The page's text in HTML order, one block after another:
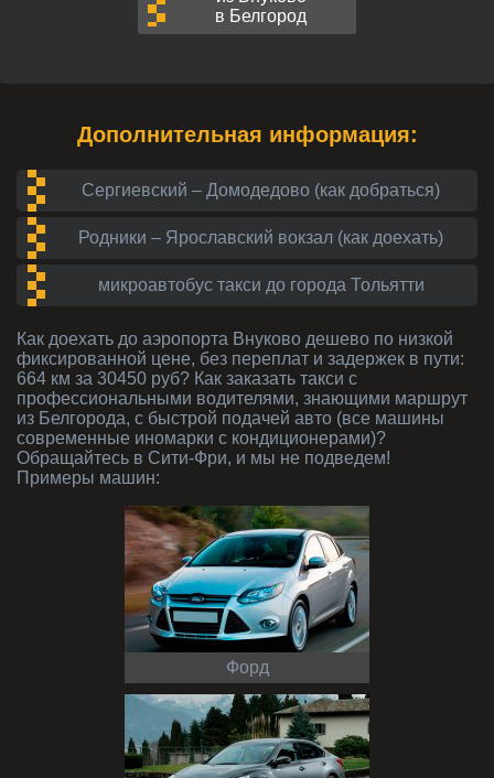
в Белгород
Дополнительная информация:
Сергиевский – Домодедово (как добраться)
Родники – Ярославский вокзал (как доехать)
микроавтобус такси до города Тольятти
Как доехать до аэропорта Внуково дешево по низкой
фиксированной цене, без переплат и задержек в пути:
664 км за 30450 руб? Как заказать такси с
профессиональными водителями, знающими маршрут
из Белгорода, с быстрой подачей авто (все машины
современные иномарки с кондиционерами)?
Обращайтесь в Сити-Фри, и мы не подведем!
Примеры машин:
Форд